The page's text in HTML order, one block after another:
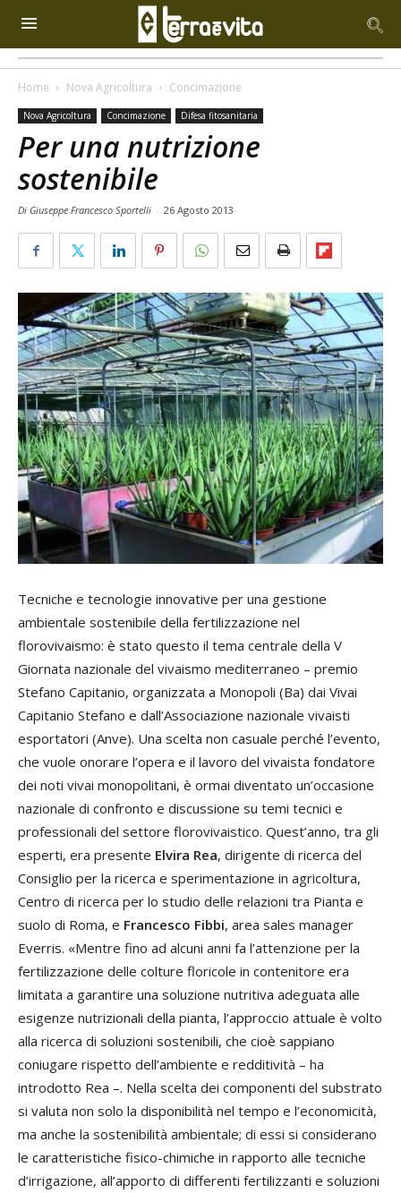
Home Nova Agricoltura Concimazione
Nova Agricoltura Concimazione Difesa fitosanitaria
Per una nutrizione
sostenibile
Di Giuseppe Francesco Sportelli - 26 Agosto 2013
Tecniche e tecnologie innovative per una gestione
ambientale sostenibile della fertilizzazione nel
florovivaismo: è stato questo il tema centrale della V
Giornata nazionale del vivaismo mediterraneo – premio
Stefano Capitanio, organizzata a Monopoli (Ba) dai Vivai
Capitanio Stefano e dall’Associazione nazionale vivaisti
esportatori (Anve). Una scelta non casuale perché l’evento,
che vuole onorare l’opera e il lavoro del vivaista fondatore
dei noti vivai monopolitani, è ormai diventato un’occasione
nazionale di confronto e discussione su temi tecnici e
professionali del settore florovivaistico. Quest’anno, tra gli
esperti, era presente Elvira Rea, dirigente di ricerca del
Consiglio per la ricerca e sperimentazione in agricoltura,
Centro di ricerca per lo studio delle relazioni tra Pianta e
suolo di Roma, e Francesco Fibbi, area sales manager
Everris. «Mentre fino ad alcuni anni fa l’attenzione per la
fertilizzazione delle colture floricole in contenitore era
limitata a garantire una soluzione nutritiva adeguata alle
esigenze nutrizionali della pianta, l’approccio attuale è volto
alla ricerca di soluzioni sostenibili, che cioè sappiano
coniugare rispetto dell’ambiente e redditività – ha
introdotto Rea –. Nella scelta dei componenti del substrato
si valuta non solo la disponibilità nel tempo e l’economicità,
ma anche la sostenibilità ambientale; di essi si considerano
le caratteristiche fisico-chimiche in rapporto alle tecniche
d’irrigazione, all’apporto di differenti fertilizzanti e soluzioni